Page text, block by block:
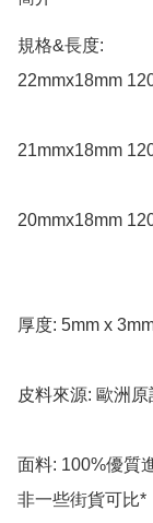
規格&長度:
22mmx18mm
21mmx18mm
20mmx18mm
厚度: 5mm x
皮料來源: 歐洲
面料: 100%優質
非一些街貨可比*